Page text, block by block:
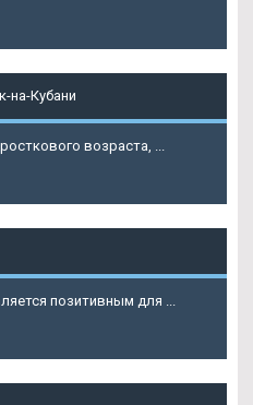
на-Кубани
возраста, ...
позитивным для ...